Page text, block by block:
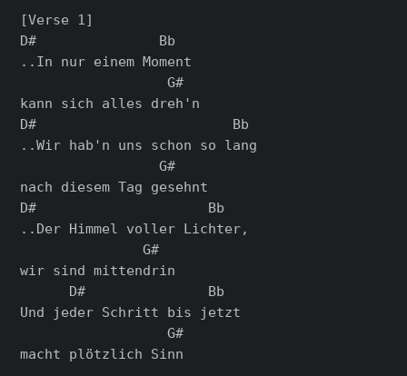
[Verse 1]
D#               Bb
..In nur einem Moment
                  G#
kann sich alles dreh'n
D#                        Bb
..Wir hab'n uns schon so lang
                 G#
nach diesem Tag gesehnt
D#                     Bb
..Der Himmel voller Lichter,
               G#
wir sind mittendrin
      D#               Bb
Und jeder Schritt bis jetzt
                  G#
macht plötzlich Sinn